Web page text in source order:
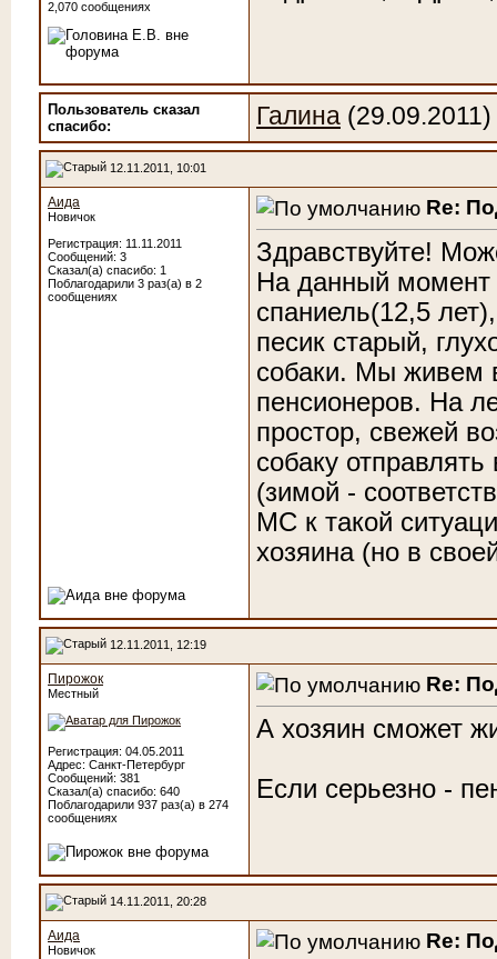
2,070 сообщениях
Пользователь сказал
cпасибо:
Галина (29.09.2011)
12.11.2011, 10:01
Аида
Новичок
Регистрация: 11.11.2011
Сообщений: 3
Сказал(а) спасибо: 1
Поблагодарили 3 раз(а) в 2
сообщениях
Re:
Здравствуйте!
На данный момент
спаниель(12,5
песик старый,
собаки. Мы живем
пенсионеров. На
простор, свежей
собаку
(зимой -
МС к такой
хозяина (но в
12.11.2011, 12:19
Пирожок
Местный
Регистрация: 04.05.2011
Адрес: Санкт-Петербург
Сообщений: 381
Сказал(а) спасибо: 640
Поблагодарили 937 раз(а) в 274
сообщениях
Re:
А хозяин сможет
Если серьезно -
14.11.2011, 20:28
Аида
Новичок
Re: